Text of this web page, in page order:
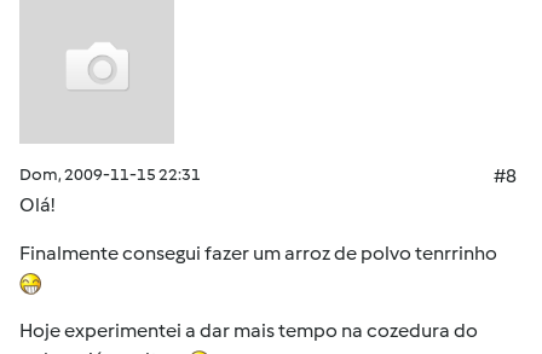
Dom, 2009-11-15 22:31
#8
Olá!
Finalmente consegui fazer um arroz de polvo tenrrinho
Hoje experimentei a dar mais tempo na cozedura do